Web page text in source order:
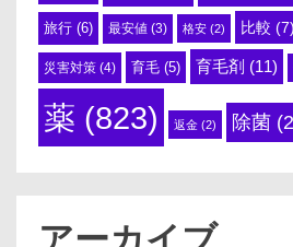
旅行 (6) 最安値 (3) 格安 (2) 比較 (7)
災害対策 (4) 育毛 (5) 育毛剤 (11)
薬 (823) 返金 (2) 除菌